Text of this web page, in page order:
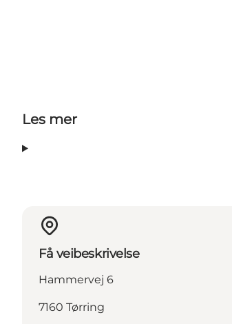
Les mer
Få veibeskrivelse
Hammervej 6
7160 Tørring